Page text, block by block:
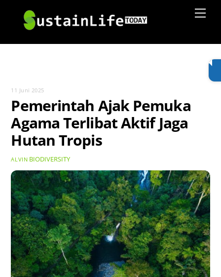
content
11 Juni 2025
Pemerintah Ajak Pemuka
Agama Terlibat Aktif Jaga
Hutan Tropis
ALVIN BIODIVERSITY